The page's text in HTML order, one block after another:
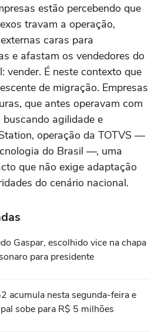
estão percebendo que
travam a operação,
caras para
e afastam os vendedores do
vender. É neste contexto que
de migração. Empresas
que antes operavam com
agilidade e
operação da TOTVS —
do Brasil —, uma
que não exige adaptação
do cenário nacional.
Gaspar, escolhido vice na chapa
para presidente
acumula nesta segunda-feira e
sobe para R$ 5 milhões